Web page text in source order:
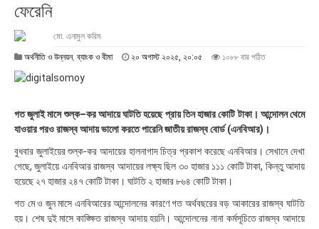
ফেরেনি
মো. এনামুল করিম
অর্থনীতি ও উন্নয়ন,ব্যাংক ও বীমা ২০ অগাস্ট ২০২৫, ২০:০৫
০
,
২
:
০
১০৮৮ বার পঠিত
গত জুলাই মাসে শুল্ক–কর আদায়ে ঘাটতি হয়েছে প্রায় তিন হাজার কোটি টাকা। আন্দোলন থেমে
যাওয়ার পরও রাজস্ব আদায় ভালো করতে পারেনি জাতীয় রাজস্ব বোর্ড (এনবিআর)।
বুধবার জুলাইয়ের শুল্ক-কর আদায়ের হালনাগাদ চিত্র প্রকাশ করেছে এনবিআর। সেখানে দেখা
গেছে, জুলাইয়ে এনবিআর রাজস্ব আদায়ের লক্ষ্য ছিল ৩০ হাজার ১১১ কোটি টাকা, কিন্তু আদায়
হয়েছে ২৭ হাজার ২৪৭ কোটি টাকা। ঘাটতি ২ হাজার ৮৬৪ কোটি টাকা।
গত মে ও জুন মাসে এনবিআরের আন্দোলনের কারণে গত অর্থবছরের বড় আকারের রাজস্ব ঘাটতি
হয়। শেষ দুই মাসে কাঙ্ক্ষিত রাজস্ব আদায় হয়নি। আন্দোলনের নানা কর্মসূচিতে রাজস্ব আদায়ে